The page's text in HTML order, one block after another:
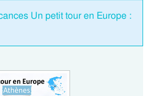
Un petit tour en Europe :